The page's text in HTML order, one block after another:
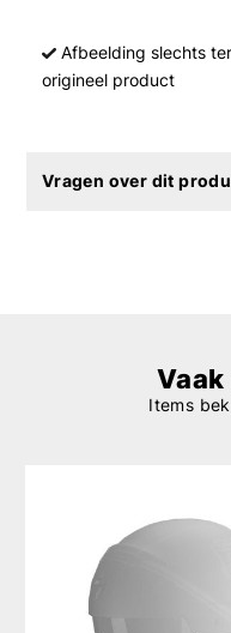
Afbeelding slechts
origineel product
Vragen over dit
Items